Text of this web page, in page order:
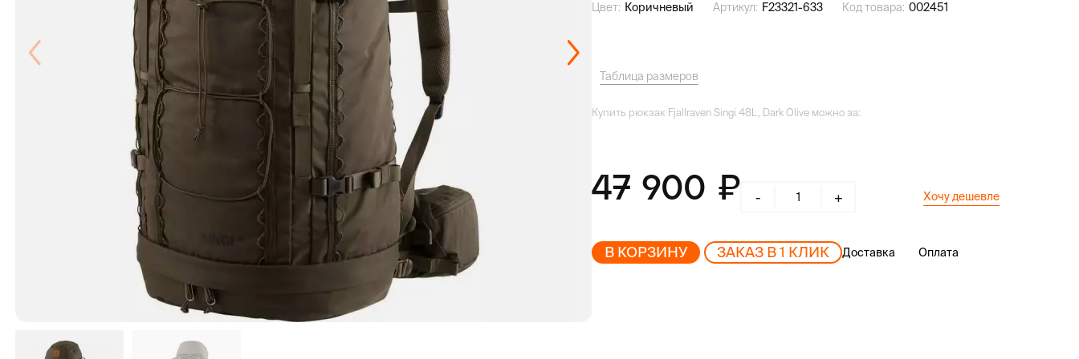
Цвет: Коричневый Артикул: F23321-633 Код товара: 002451
Таблица размеров
Купить рюкзак Fjallraven Singi 48L, Dark Olive можно за:
47 900 - + Хочу дешевле
В КОРЗИНУ ЗАКАЗ В 1 КЛИК Доставка Оплата